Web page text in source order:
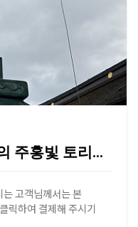
[교토 필수 코스] 1만 개의 주홍빛 토리이 길, 후시…
고객님께서는 본
릭하여 결제해 주시기